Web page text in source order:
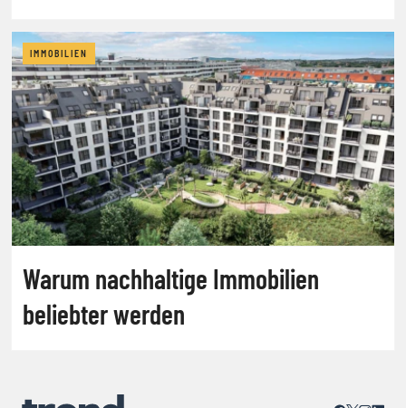
IMMOBILIEN
Warum nachhaltige Immobilien
beliebter werden